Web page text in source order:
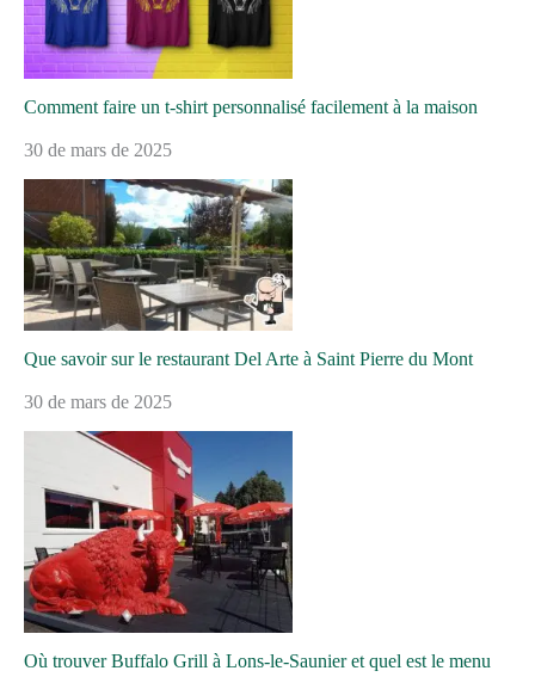
Comment faire un t-shirt personnalisé facilement à la maison
30 de mars de 2025
Que savoir sur le restaurant Del Arte à Saint Pierre du Mont
30 de mars de 2025
Où trouver Buffalo Grill à Lons-le-Saunier et quel est le menu